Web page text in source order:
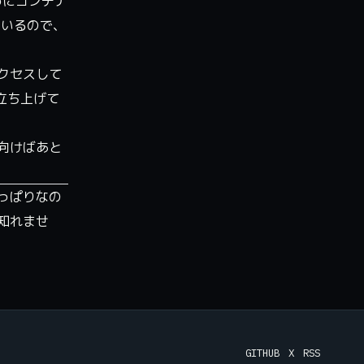
るので、
セスして
ち上げて
けばあと
ぱりなの
れませ
GITHUB X RSS